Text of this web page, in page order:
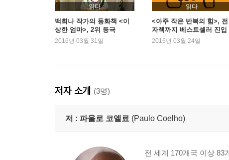
읽다
백희나 작가의 동화책 <이
상한 엄마>, 2위 등극
2016년 03월 31일
읽다
<아주 작은 반복의 힘>, 전
자책까지 베스트셀러 진입
2016년 03월 24일
저자 소개 (3명)
저 : 파울로 코엘료 (Paulo Coelho)
전 세계 170개국 이상 83